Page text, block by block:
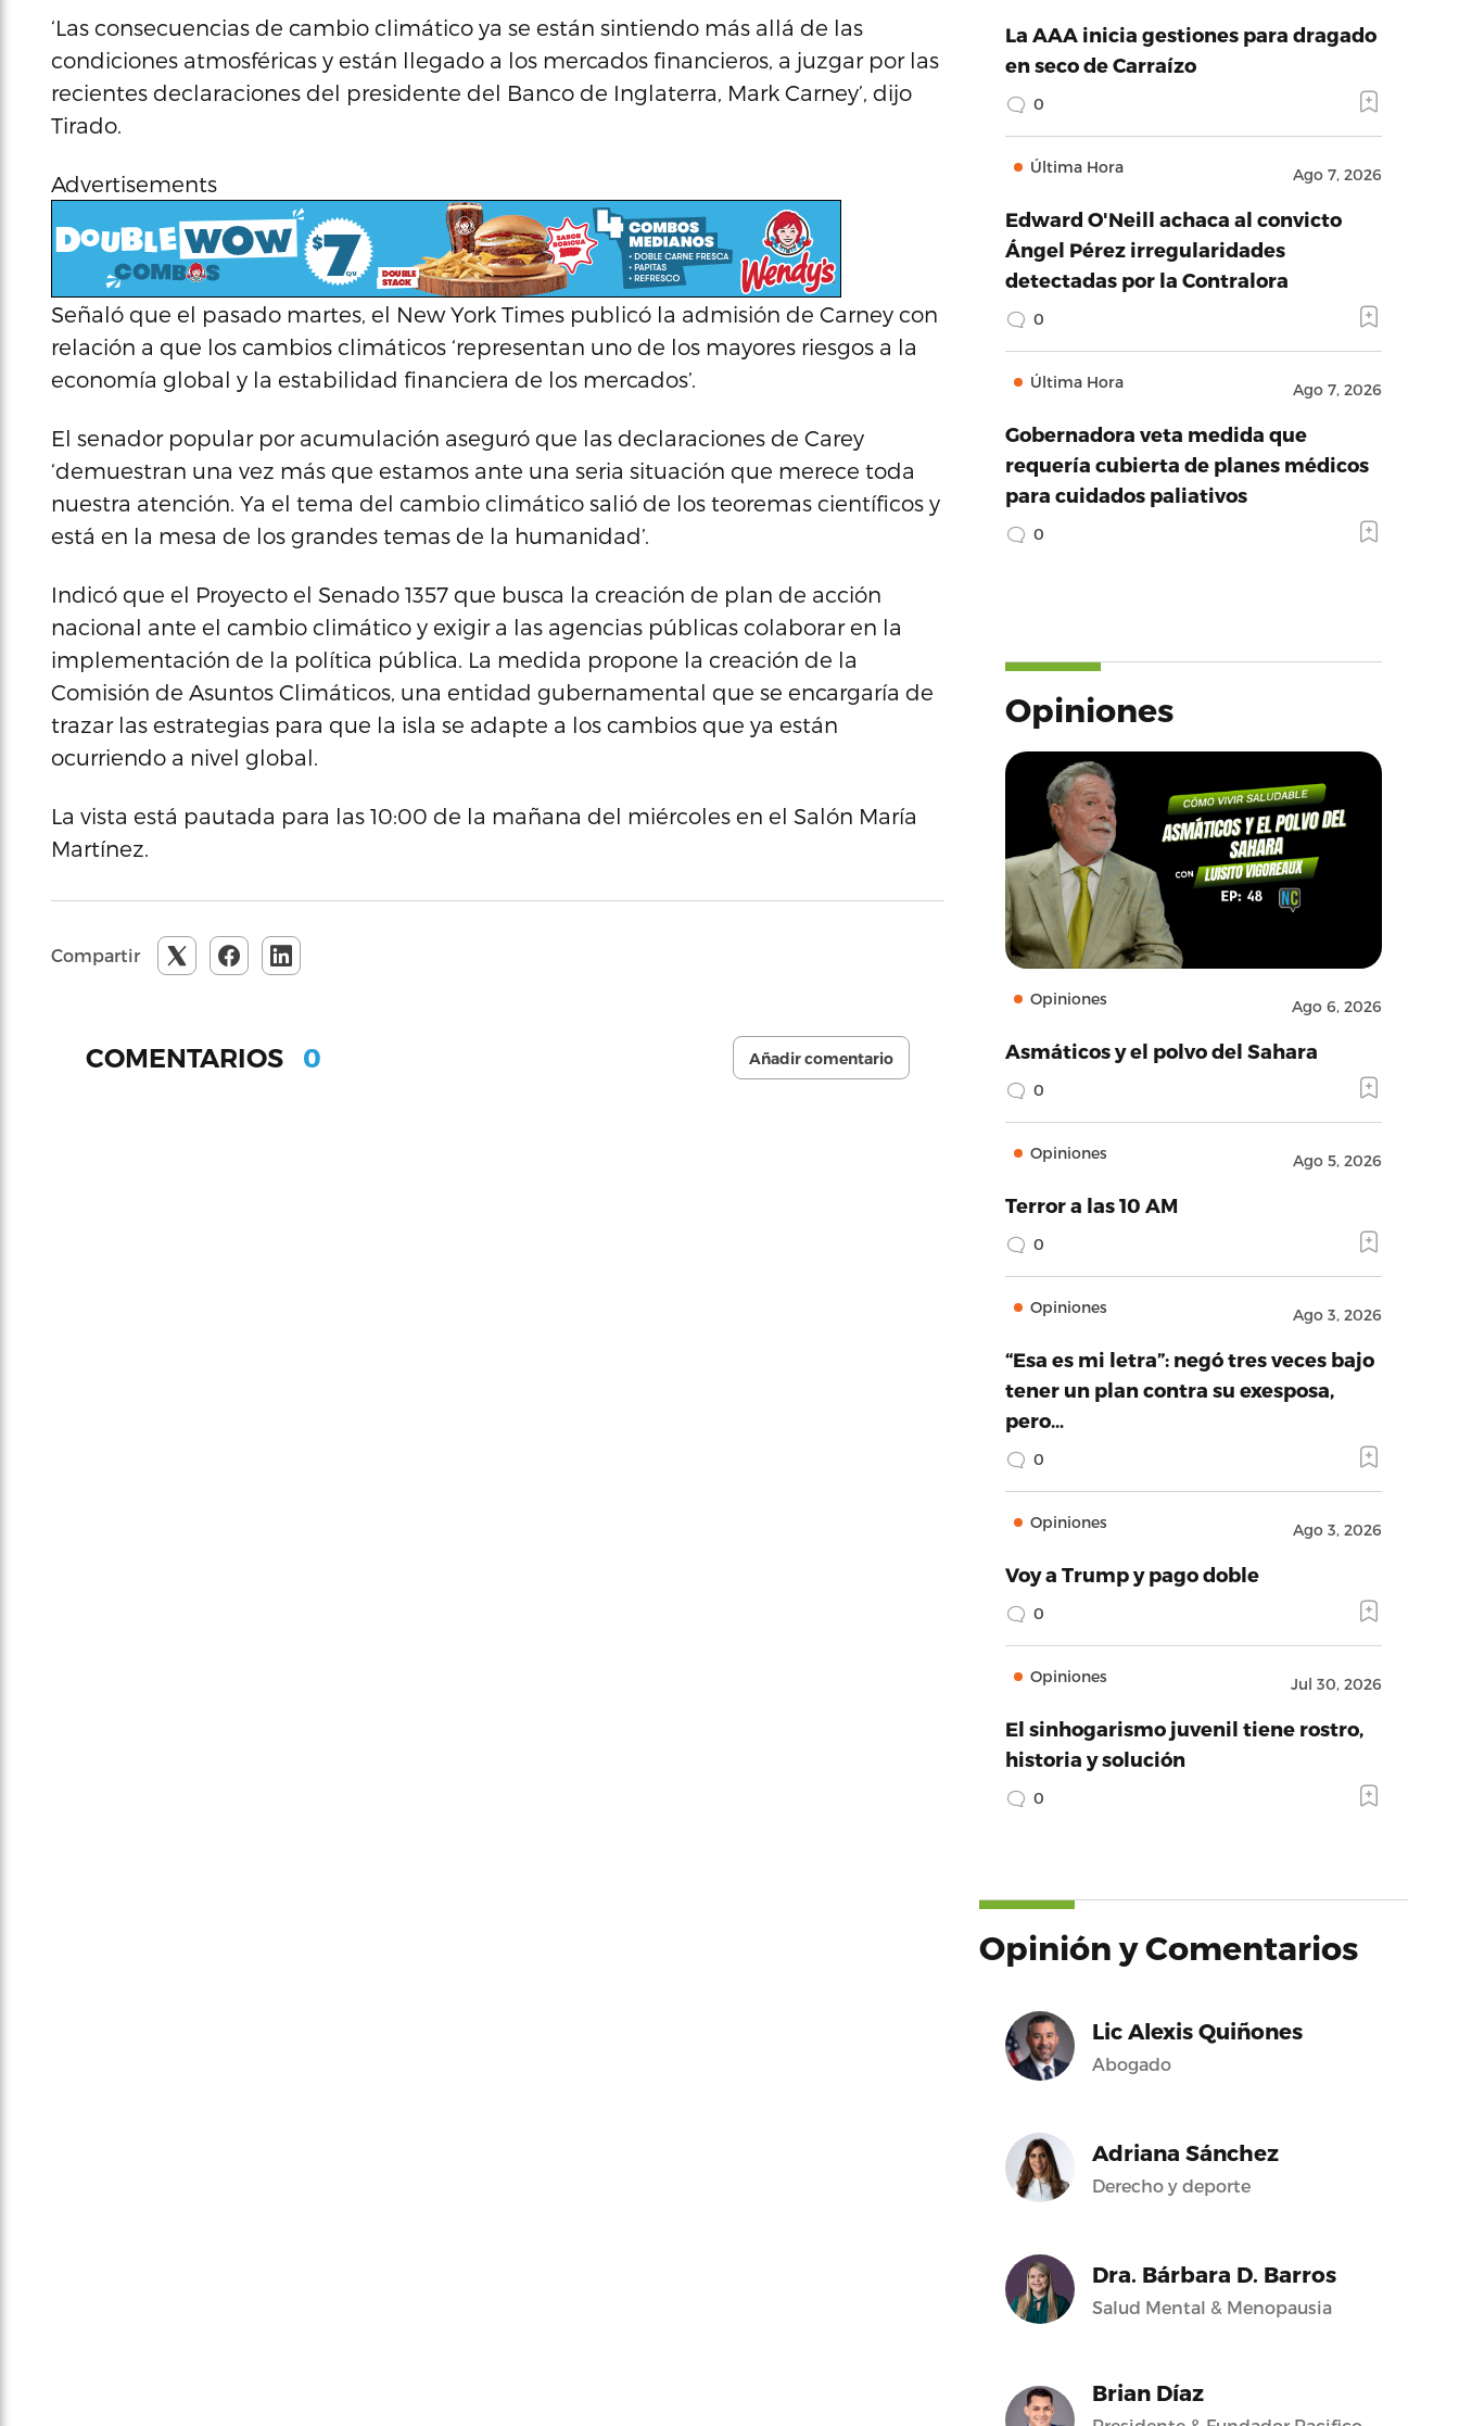
‘Las consecuencias de cambio climático ya se están sintiendo más allá de las
condiciones atmosféricas y están llegado a los mercados financieros, a juzgar por las
recientes declaraciones del presidente del Banco de Inglaterra, Mark Carney’, dijo
Tirado.
Advertisements
Señaló que el pasado martes, el New York Times publicó la admisión de Carney con
relación a que los cambios climáticos ‘representan uno de los mayores riesgos a la
economía global y la estabilidad financiera de los mercados’.
El senador popular por acumulación aseguró que las declaraciones de Carey
‘demuestran una vez más que estamos ante una seria situación que merece toda
nuestra atención. Ya el tema del cambio climático salió de los teoremas científicos y
está en la mesa de los grandes temas de la humanidad’.
Indicó que el Proyecto el Senado 1357 que busca la creación de plan de acción
nacional ante el cambio climático y exigir a las agencias públicas colaborar en la
implementación de la política pública. La medida propone la creación de la
Comisión de Asuntos Climáticos, una entidad gubernamental que se encargaría de
trazar las estrategias para que la isla se adapte a los cambios que ya están
ocurriendo a nivel global.
La vista está pautada para las 10:00 de la mañana del miércoles en el Salón María
Martínez.
Compartir
COMENTARIOS 0 Añadir comentario
La AAA inicia gestiones para dragado
en seco de Carraízo
0
Última Hora Ago 7, 2026
Edward O'Neill achaca al convicto
Ángel Pérez irregularidades
detectadas por la Contralora
0
Última Hora Ago 7, 2026
Gobernadora veta medida que
requería cubierta de planes médicos
para cuidados paliativos
0
Opiniones
Opiniones Ago 6, 2026
Asmáticos y el polvo del Sahara
0
Opiniones Ago 5, 2026
Terror a las 10 AM
0
Opiniones Ago 3, 2026
“Esa es mi letra”: negó tres veces bajo
tener un plan contra su exesposa,
pero…
0
Opiniones Ago 3, 2026
Voy a Trump y pago doble
0
Opiniones Jul 30, 2026
El sinhogarismo juvenil tiene rostro,
historia y solución
0
Opinión y Comentarios
Lic Alexis Quiñones
Abogado
Adriana Sánchez
Derecho y deporte
Dra. Bárbara D. Barros
Salud Mental & Menopausia
Brian Díaz